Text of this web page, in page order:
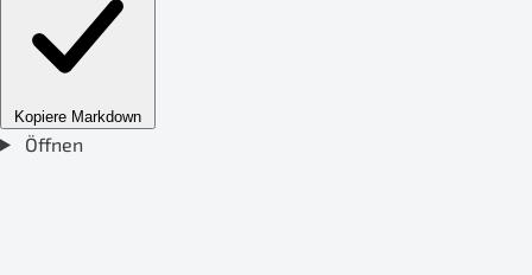
Kopiere Markdown
Öffnen